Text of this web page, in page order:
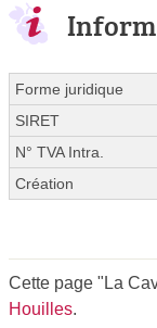
Forme juridique
SIRET
N° TVA Intra.
Création
Cette page "La
Houilles.